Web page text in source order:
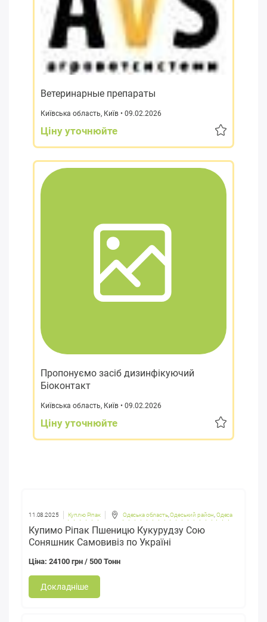
Ветеринарные препараты
Київська область, Київ • 09.02.2026
Ціну уточнюйте
Пропонуємо засіб дизинфікуючий
Біоконтакт
Київська область, Київ • 09.02.2026
Ціну уточнюйте
11.08.2025 Куплю Ріпак Одеська область,Одеський район Одеса
Купимо Ріпак Пшеницю Кукурудзу Сою
Соняшник Самовивіз по Україні
Ціна: 24100 грн / 500 Тонн
Докладніше